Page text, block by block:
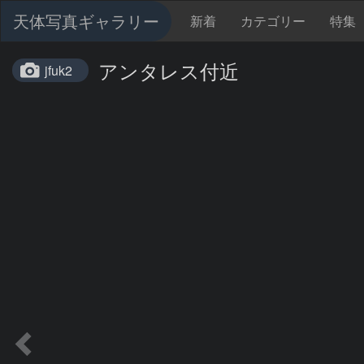
天体写真ギャラリー 新着 カテゴリー 特集
jfuk2 アンタレス付近